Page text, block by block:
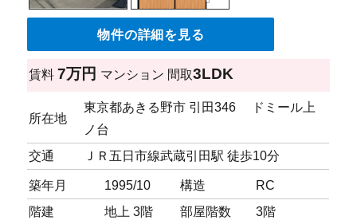
物件の詳細を見る
賃料 7万円 マンション 間取3LDK
所在地
東京都あきる野市 引田346 ドミール上
ノ台
交通
ＪＲ五日市線武蔵引田駅 徒歩10分
築年月 1995/10 構造
RC
階建
地上 3階 部屋階数
3階